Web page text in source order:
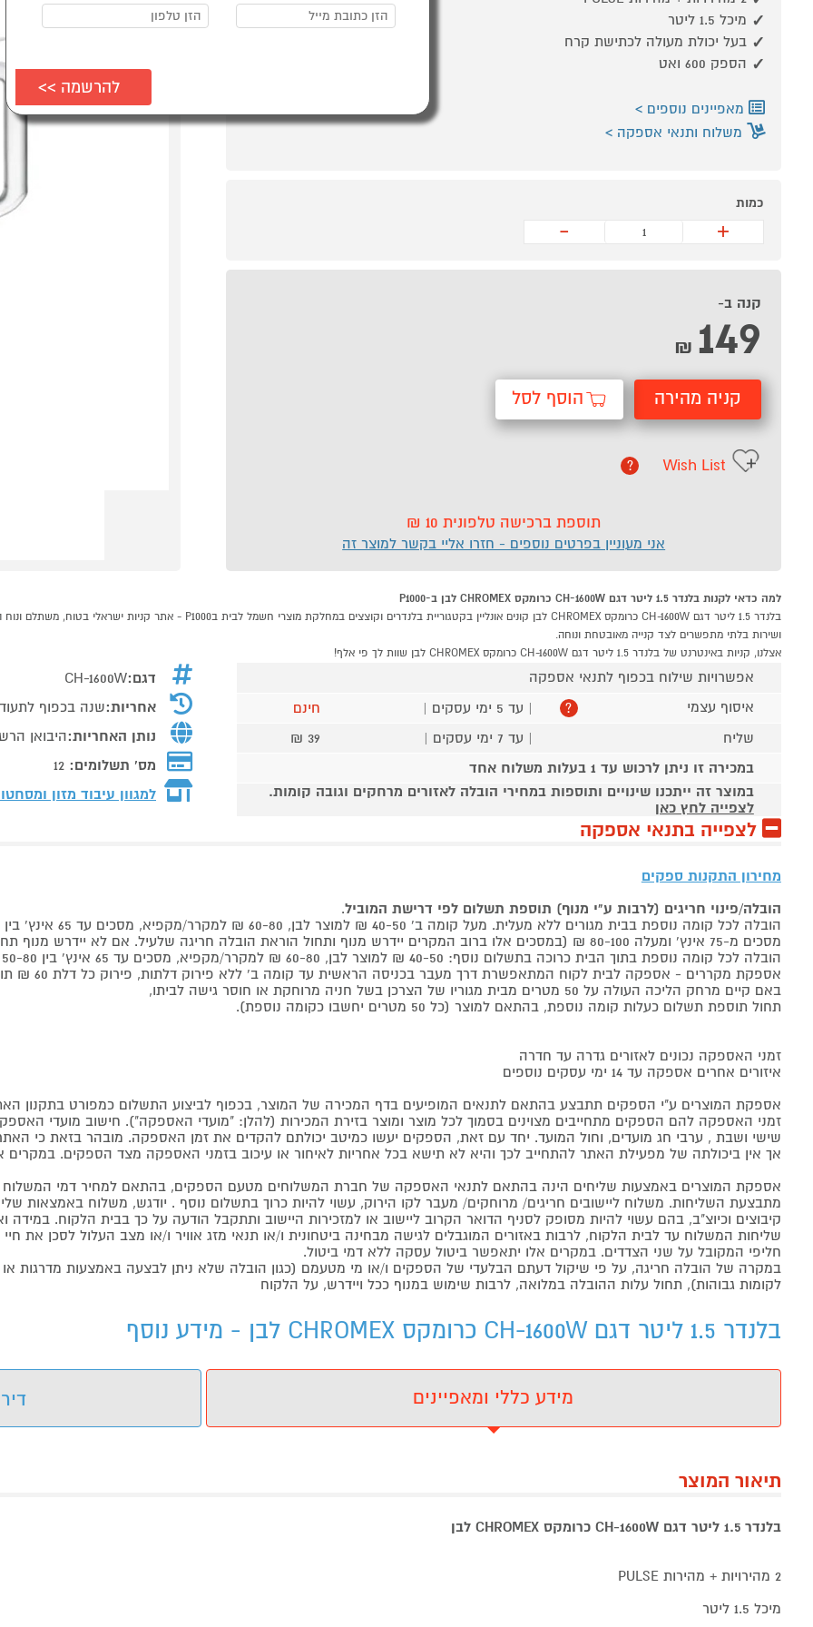
מיכל 1.5 ליטר
בעל יכולת מעולה לכתישת קרח
הספק 600 ואט
מאפיינים נוספים
משלוח ותנאי אספקה
כמות
+
-
קנה ב-
149
₪
קניה מהירה הוסף לסל
Wish List
?
תוספת ברכישה טלפונית 10 ₪
אני מעוניין בפרטים נוספים - חזרו אליי בקשר למוצר זה
למה כדאי לקנות בלנדר 1.5 ליטר דגם CH-1600W כרומקס CHROMEX לבן ב-P1000
ושירות בלתי מתפשרים לצד קנייה מאובטחת ונוחה.
אצלנו, קניות באינטרנט של בלנדר 1.5 ליטר דגם CH-1600W כרומקס CHROMEX לבן שוות לך פי אלף!
אפשרויות שילוח בכפוף לתנאי אספקה
איסוף עצמי
? | עד 5 ימי עסקים |
חינם
שליח
| עד 7 ימי עסקים |
39 ₪
במכירה זו ניתן לרכוש עד 1 בעלות משלוח אחד
במוצר זה ייתכנו שינויים ותוספות במחירי הובלה לאזורים מרחקים וגובה קומות.
לצפייה לחץ כאן
דגם:CH-1600W
אחריות:שנה בכפוף
נותן האחריות:היבואן
מס' תשלומים: 12
למגוון עיבוד מזון
לצפייה בתנאי אספקה
מחירון התקנות ספקים
הובלה/פינוי חריגים (לרבות ע"י מנוף) תוספת תשלום לפי דרישת המוביל.
הובלה לכל קומה נוספת בבית מגורים ללא מעלית. מעל קומה ב' 40-50 ₪ למוצר לבן, 60-80 ₪ למקרר/מקפיא, מסכים עד 65 אינץ' בין 50-80 ₪
מסכים מ-75 אינץ' ומעלה 80-100 ₪ (במסכים אלו ברוב המקרים יידרש מנוף ותחול הוראת הובלה חריגה שלעיל. אם לא יידרש מנוף תחול תוספת הקומות כבר מהקומה הראשונה)
הובלה לכל קומה נוספת בתוך הבית כרוכה בתשלום נוסף: 40-50 ₪ למוצר לבן, 60-80 ₪ למקרר/מקפיא, מסכים עד 65 אינץ' בין 50-80 ₪, מסכים מ-75 אינץ' ומעלה 80-100 ₪.
אספקת מקררים - אספקה לבית לקוח המתאפשרת דרך מעבר בכניסה הראשית עד קומה ב' ללא פירוק דלתות, פירוק כל דלת 60 ₪ תוספת למוביל בבית.
באם קיים מרחק הליכה העולה על 50 מטרים מבית מגוריו של הצרכן בשל חניה מרוחקת או חוסר גישה לביתו,
תחול תוספת תשלום כעלות קומה נוספת, בהתאם למוצר (כל 50 מטרים יחשבו כקומה נוספת).
זמני האספקה נכונים לאזורים גדרה עד חדרה
איזורים אחרים אספקה עד 14 ימי עסקים נוספים
אספקת המוצרים ע"י הספקים תתבצע בהתאם לתנאים המופיעים בדף המכירה של המוצר, בכפוף לביצוע התשלום כמפורט בתקנון
זמני האספקה להם הספקים מתחייבים מצוינים בסמוך לכל מוצר ומוצר בזירת המכירות (להלן: "מועדי האספקה"). חישוב מועדי
שישי ושבת , ערבי חג מועדים, וחול המועד. יחד עם זאת, הספקים יעשו כמיטב יכולתם להקדים את זמן האספקה. מובהר בזאת כי
אך אין ביכולתה של מפעילת האתר להתחייב לכך והיא לא תישא בכל אחריות לאיחור או עיכוב בזמני האספקה מצד הספקים. במקרים
אספקת המוצרים באמצעות שליחים הינה בהתאם לתנאי האספקה של חברת המשלוחים מטעם הספקים, בהתאם למחיר דמי המשלוח
מתבצעת השליחות. משלוח ליישובים חריגים/ מרוחקים/ מעבר לקו הירוק, עשוי להיות כרוך בתשלום נוסף . יודגש, משלוח באמצאות
קיבוצים וכיוצ"ב, בהם עשוי להיות מסופק לסניף הדואר הקרוב ליישוב או למזכירות היישוב ותתקבל הודעה על כך בבית הלקוח.
שליחות המשלוח עד לבית הלקוח, לרבות באזורים המוגבלים לגישה מבחינה ביטחונית ו/או תנאי מזג אוויר ו/או מצב העלול לסכן את
חליפי המקובל על שני הצדדים. במקרים אלו יתאפשר ביטול עסקה ללא דמי ביטול.
במקרה של הובלה חריגה, על פי שיקול דעתם הבלעדי של הספקים ו/או מי מטעמם (כגון הובלה שלא ניתן לבצעה באמצעות מדרגות
לקומות גבוהות), תחול עלות ההובלה במלואה, לרבות שימוש במנוף ככל ויידרש, על הלקוח
בלנדר 1.5 ליטר דגם CH-1600W כרומקס CHROMEX לבן - מידע נוסף
מידע כללי ומאפיינים
תיאור המוצר
בלנדר 1.5 ליטר דגם CH-1600W כרומקס CHROMEX לבן
2 מהירויות + מהירות PULSE
מיכל 1.5 ליטר